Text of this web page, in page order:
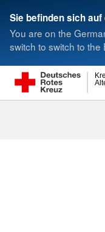
Sie befinden sich
You are on the
switch to switch to the